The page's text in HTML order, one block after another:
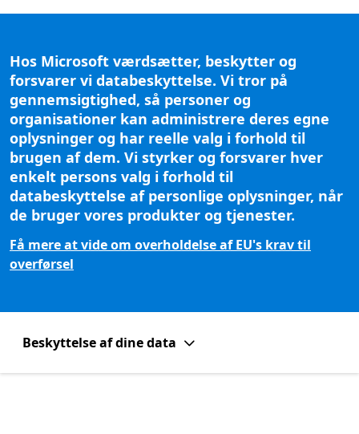
Hos Microsoft værdsætter, beskytter og
forsvarer vi databeskyttelse. Vi tror på
gennemsigtighed, så personer og
organisationer kan administrere deres egne
oplysninger og har reelle valg i forhold til
brugen af dem. Vi styrker og forsvarer hver
enkelt persons valg i forhold til
databeskyttelse af personlige oplysninger, når
de bruger vores produkter og tjenester.
Få mere at vide om overholdelse af EU's krav til
overførsel
Beskyttelse af dine data